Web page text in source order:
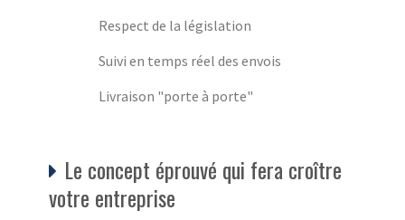
Respect de la législation
Suivi en temps réel des envois
Livraison "porte à porte"
Le concept éprouvé qui fera croître
votre entreprise